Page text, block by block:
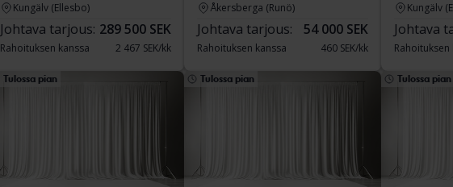
Kungälv (Ellesbo)
Johtava tarjous: 289 500 SEK
Rahoituksen kanssa 2 467 SEK/kk
Åkersberga (Runö)
Johtava tarjous: 54 000 SEK
Rahoituksen kanssa 460 SEK/kk
Kungälv
Johtava
Rahoituksen
Tulossa pian Tulossa pian Tulossa pian